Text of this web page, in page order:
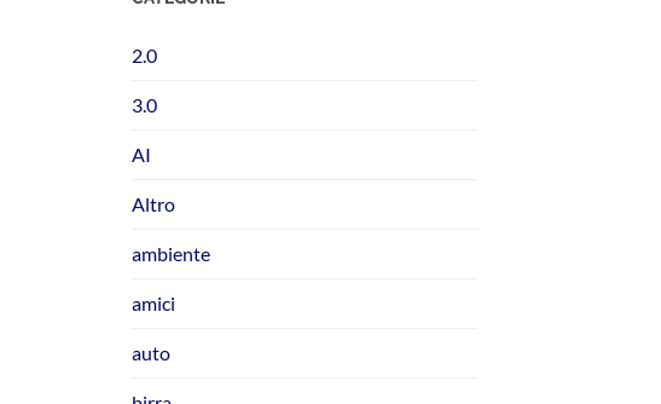
2.0
3.0
AI
Altro
ambiente
amici
auto